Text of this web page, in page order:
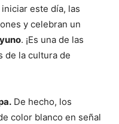
este día, las
y celebran un
. ¡Es una de las
de la cultura de
De hecho, los
color blanco en señal